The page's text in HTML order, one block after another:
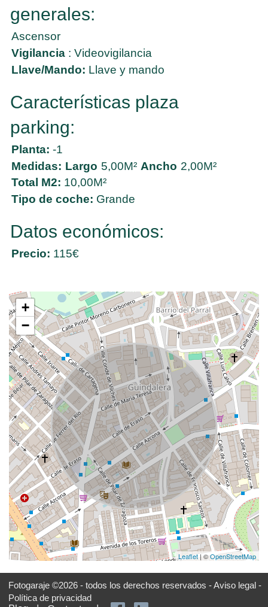
generales:
Ascensor
Vigilancia : Videovigilancia
Llave/Mando: Llave y mando
Características plaza
parking:
Planta: -1
Medidas: Largo 5,00M² Ancho 2,00M²
Total M2: 10,00M²
Tipo de coche: Grande
Datos económicos:
Precio: 115€
+
−
Leaflet| ©OpenStreetMap
Fotogaraje ©2026 - todos los derechos reservados -Aviso legal -
Política de privacidad